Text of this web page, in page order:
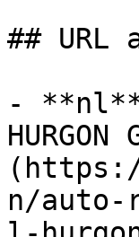
##
- **nl**:
n/auto-